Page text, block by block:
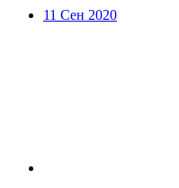
11 Сен 2020